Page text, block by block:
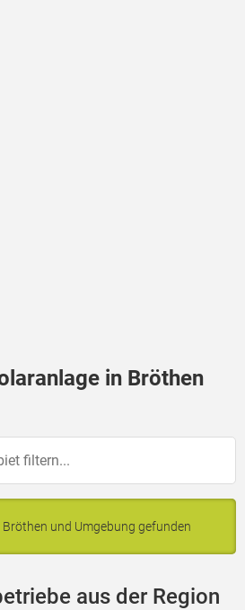
in Bröthen
und Umgebung gefunden
aus der Region